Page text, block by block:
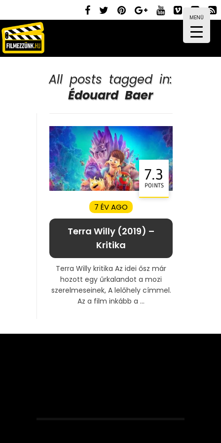
MENÜ
All posts tagged in:
Édouard Baer
7.3
POINTS
7 ÉV AGO
Terra Willy (2019) –
Kritika
Terra Willy kritika Az idei ősz már
hozott egy űrkalandot a mozi
szerelmeseinek, A lelőhely címmel.
Az a film inkább a ...